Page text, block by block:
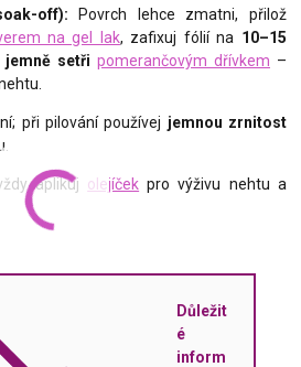
off): Povrch lehce zmatni, přilož
na gel lak, zafixuj fólií na 10–15
jemně setřipomerančovým dřívkem –
při pilování používej jemnou zrnitost
aplikuj olejíček pro výživu nehtu a
Důležit
é
inform